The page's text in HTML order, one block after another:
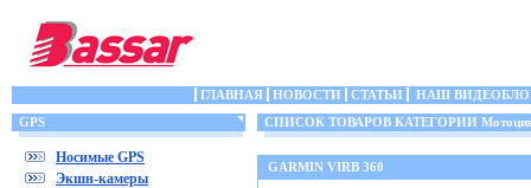
ГЛАВНАЯ НОВОСТИ СТАТЬИ
НАШ
GPS
Носимые GPS
Экшн-камеры
СПИСОК ТОВАРОВ КАТЕГОРИИ
GARMIN VIRB 360